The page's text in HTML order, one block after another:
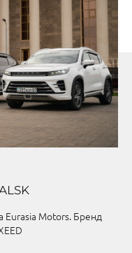
Eurasia Motors. Бренд